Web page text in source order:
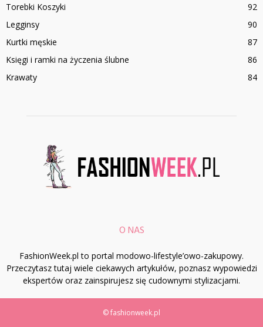
Torebki Koszyki
92
Legginsy
90
Kurtki męskie
87
Księgi i ramki na życzenia ślubne
86
Krawaty
84
O NAS
FashionWeek.pl to portal modowo-lifestyle’owo-zakupowy.
Przeczytasz tutaj wiele ciekawych artykułów, poznasz wypowiedzi
ekspertów oraz zainspirujesz się cudownymi stylizacjami.
© fashionweek.pl